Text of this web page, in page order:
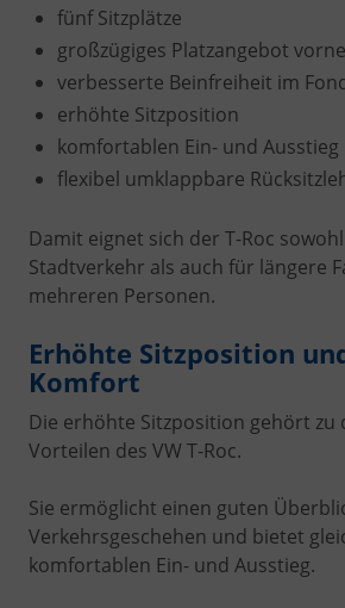
fünf Sitzplätze
großzügiges Platzangebot vorne
verbesserte Beinfreiheit im
erhöhte Sitzposition
komfortablen Ein- und Ausstieg
flexibel umklappbare
Damit eignet sich der T-Roc
Stadtverkehr als auch für längere
mehreren Personen.
Erhöhte Sitzposition
Komfort
Die erhöhte Sitzposition gehört zu
Vorteilen des VW T-Roc.
Sie ermöglicht einen guten
Verkehrsgeschehen und bietet
komfortablen Ein- und Ausstieg.